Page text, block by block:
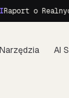
o Realnych
Narzędzia AI